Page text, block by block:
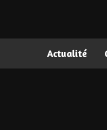
Actualité